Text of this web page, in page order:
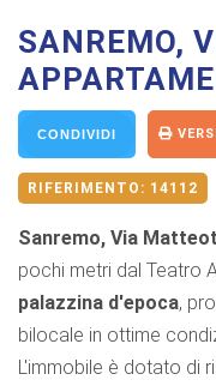
SANREMO,
CONDIVIDI
RIFERIMENTO: 14112
Sanremo, Via
pochi metri dal Teatro
palazzina d'epoca,
bilocale in ottime
L'immobile è dotato di